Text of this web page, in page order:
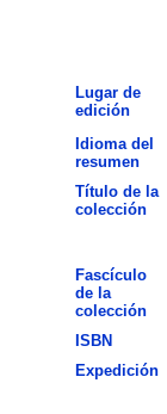
Lugar de
edición
Idioma del
resumen
Título de la
colección
Fascículo
de la
colección
ISBN
Expedición